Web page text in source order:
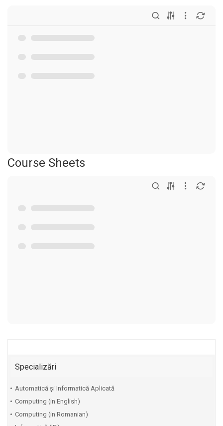
Course Sheets
Specializări
Automatică și Informatică Aplicată
Computing (in English)
Computing (in Romanian)